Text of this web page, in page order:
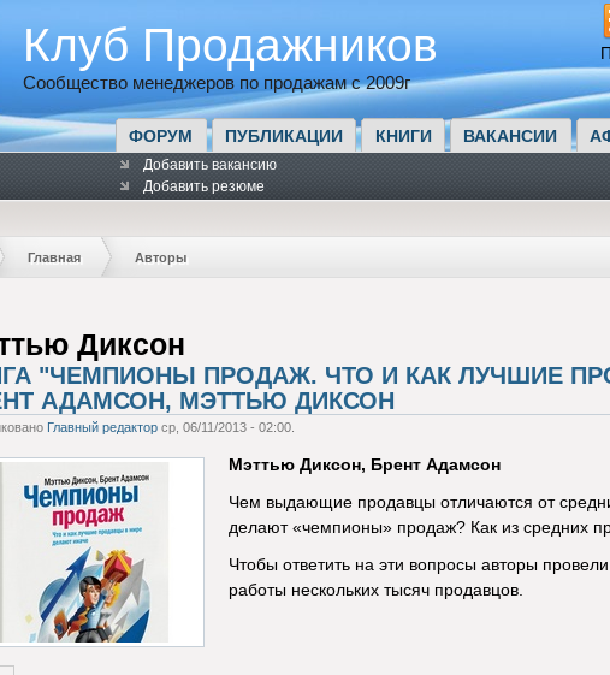
Клуб Продажников
Сообщество менеджеров по продажам с 2009г
ФОРУМ ПУБЛИКАЦИИ КНИГИ ВАКАНСИИ
Добавить вакансию
Добавить резюме
Главная Авторы
Диксон
"ЧЕМПИОНЫ ПРОДАЖ. ЧТО И КАК ЛУЧШИЕ
АДАМСОН, МЭТТЬЮ ДИКСОН
Главный редакторср, 06/11/2013 - 02:00.
Мэттью Диксон, Брент Адамсон
Чем выдающие продавцы отличаются от
делают «чемпионы» продаж? Как из средних
Чтобы ответить на эти вопросы авторы
работы нескольких тысяч продавцов.